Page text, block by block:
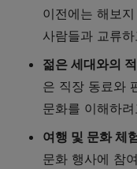
이전에는 해보
사람들과 교류
젊은 세대와의
은 직장 동료와
문화를 이해하
여행 및 문화 체
문화 행사에 참